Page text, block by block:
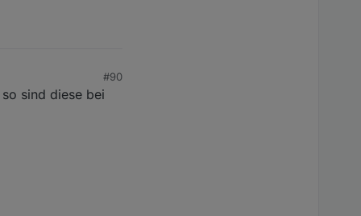
#90
sind diese bei